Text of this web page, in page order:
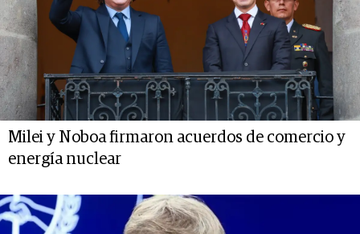
Milei y Noboa firmaron acuerdos de comercio y
energía nuclear